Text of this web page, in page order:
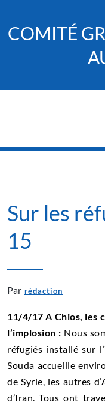
content
COMITÉ
Sur les
15
Par rédaction
11/4/17 A Chios, les
l’implosion : Nous
réfugiés installé sur
Souda accueille
de Syrie, les autres
d’Iran. Tous ont